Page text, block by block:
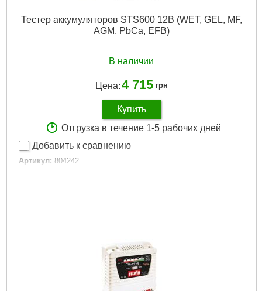
Тестер аккумуляторов STS600 12В (WET, GEL, MF,
AGM, PbCa, EFB)
В наличии
Цена:4 715 грн
Купить
Отгрузка в течение 1-5 рабочих дней
Добавить к сравнению
Артикул: 804242
Код товара: 26.54.69
Подробнее...